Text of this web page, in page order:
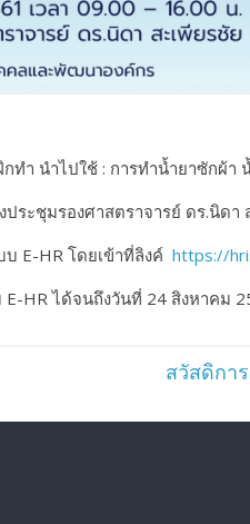
ทำ นำไปใช้ : การทำน้ำยาซักผ้า
ระชุมรองศาสตราจารย์ ดร.นิดา
E-HR โดยเข้าที่ลิงค์ https://
HR ได้จนถึงวันที่ 24 สิงหาคม
สวัสดิกา